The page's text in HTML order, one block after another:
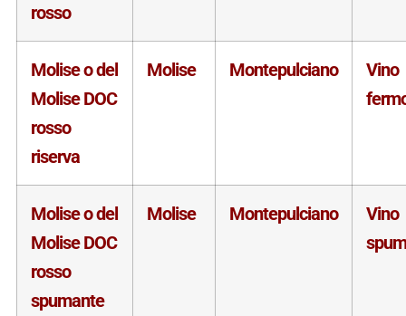
rosso
Molise o del
Molise DOC
rosso
riserva
Molise Montepulciano
Vino
Molise o del
Molise DOC
rosso
spumante
Molise Montepulciano
Vino